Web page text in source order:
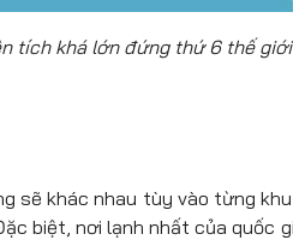
tích khá lớn đứng thứ 6 thế
sẽ khác nhau tùy vào từng
biệt, nơi lạnh nhất của quốc